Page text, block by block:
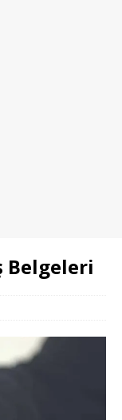
Belgeleri